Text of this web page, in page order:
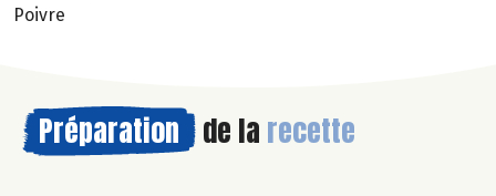
Poivre
Préparation de la recette